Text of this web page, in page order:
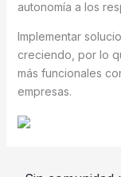
autonomía a los
Implementar
creciendo, por lo
más funcionales
empresas.